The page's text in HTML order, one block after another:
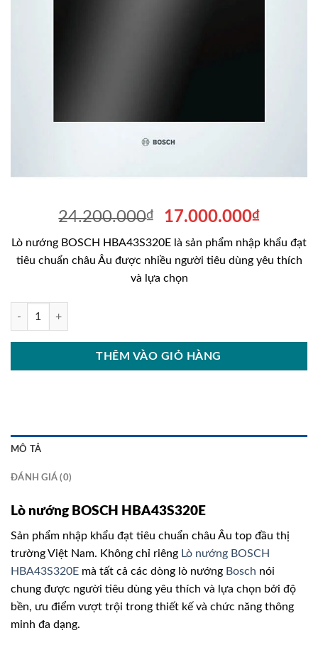
24.200.000₫
Giá
là:
24.200.000₫.
17.000.000₫Giá
hiện
tại
là:
Lò nướng BOSCH HBA43S320E là sản phẩm nhập khẩu đạt
tiêu chuẩn châu Âu được nhiều người tiêu dùng yêu thích
và lựa chọn
Lò nướng BOSCH HBA43S320E số lượng
THÊM VÀO GIỎ HÀNG
MÔ TẢ
ĐÁNH GIÁ (0)
Lò nướng BOSCH HBA43S320E
Sản phẩm nhập khẩu đạt tiêu chuẩn châu Âu top đầu thị
trường Việt Nam. Không chỉ riêng Lò nướng BOSCH
HBA43S320E mà tất cả các dòng lò nướng Bosch nói
chung được người tiêu dùng yêu thích và lựa chọn bởi độ
bền, ưu điểm vượt trội trong thiết kế và chức năng thông
minh đa dạng.